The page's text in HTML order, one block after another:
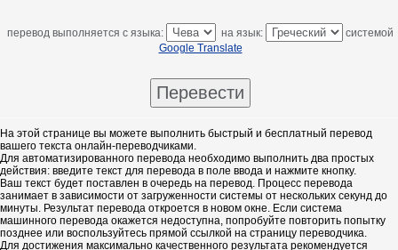
перевод выполняется с языка: на язык:
системой
Google Translate
На этой странице вы можете выполнить быстрый и бесплатный перевод
вашего текста онлайн-переводчиками.
Для автоматизированного перевода необходимо выполнить два простых
действия: введите текст для перевода в поле ввода и нажмите кнопку.
Ваш текст будет поставлен в очередь на перевод. Процесс перевода
занимает в зависимости от загруженности системы от нескольких секунд до
минуты. Результат перевода откроется в новом окне. Если система
машинного перевода окажется недоступна, попробуйте повторить попытку
позднее или воспользуйтесь прямой ссылкой на страницу переводчика.
Для достижения максимально качественного результата рекомендуется